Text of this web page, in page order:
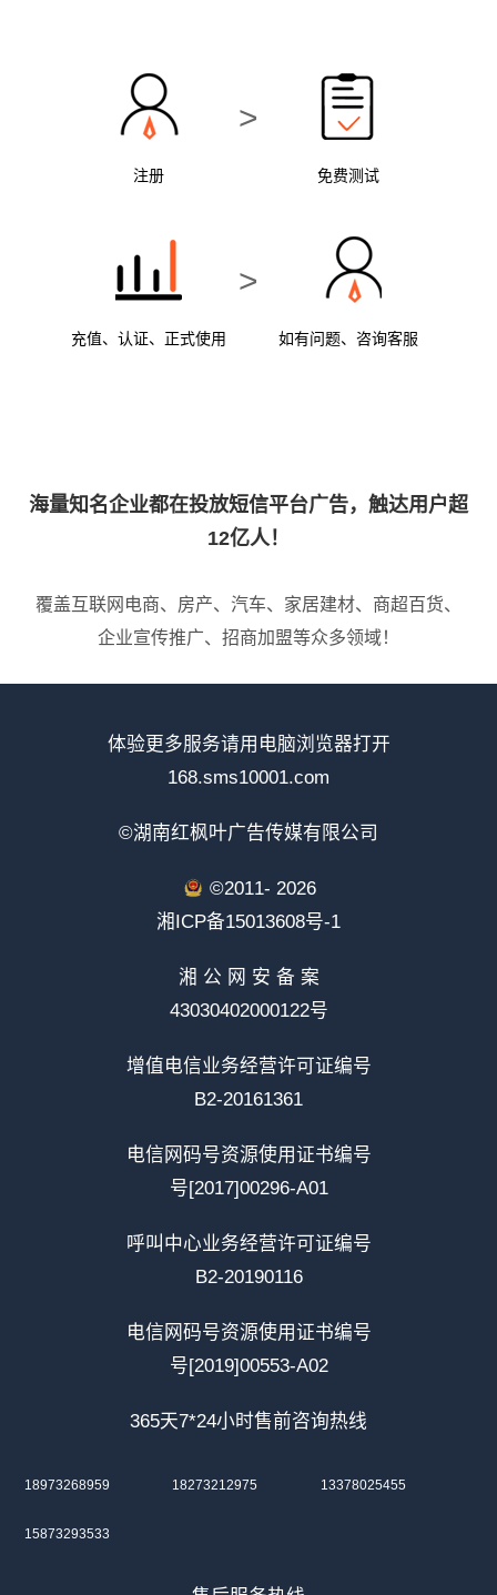
注册
>
免费测试
充值、认证、正式使用
>
如有问题、咨询客服
海量知名企业都在投放短信平台广告，触达用户超
12亿人！
覆盖互联网电商、房产、汽车、家居建材、商超百货、
企业宣传推广、招商加盟等众多领域！
体验更多服务请用电脑浏览器打开
168.sms10001.com
©湖南红枫叶广告传媒有限公司
©2011- 2026
湘ICP备15013608号-1
湘 公 网 安 备 案
43030402000122号
增值电信业务经营许可证编号
B2-20161361
电信网码号资源使用证书编号
号[2017]00296-A01
呼叫中心业务经营许可证编号
B2-20190116
电信网码号资源使用证书编号
号[2019]00553-A02
365天7*24小时售前咨询热线
18973268959 18273212975 13378025455
15873293533